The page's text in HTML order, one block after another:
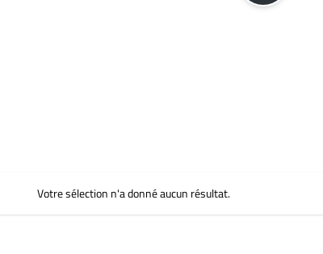
Votre sélection n'a donné aucun résultat.